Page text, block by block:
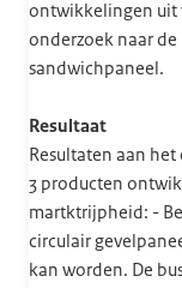
ontwikkelingen uit
onderzoek naar
sandwichpaneel.
Resultaat
Resultaten aan
3 producten
martktrijpheid: -
circulair
kan worden. De